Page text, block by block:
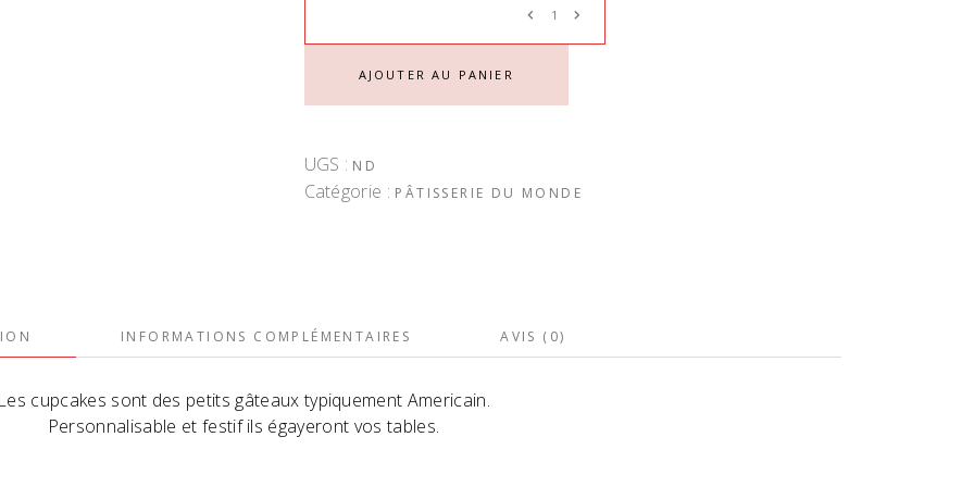
AJOUTER AU PANIER
UGS : ND
Catégorie : PÂTISSERIE DU MONDE
INFORMATIONS COMPLÉMENTAIRES AVIS (0)
Les cupcakes sont des petits gâteaux typiquement Americain.
Personnalisable et festif ils égayeront vos tables.